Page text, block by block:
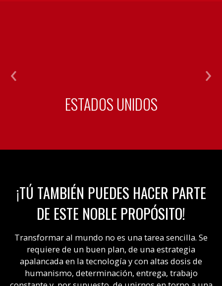
ESTADOS UNIDOS
¡TÚ TAMBIÉN PUEDES HACER PARTE
DE ESTE NOBLE PROPÓSITO!
Transformar al mundo no es una tarea sencilla. Se
requiere de un buen plan, de una estrategia
apalancada en la tecnología y con altas dosis de
humanismo, determinación, entrega, trabajo